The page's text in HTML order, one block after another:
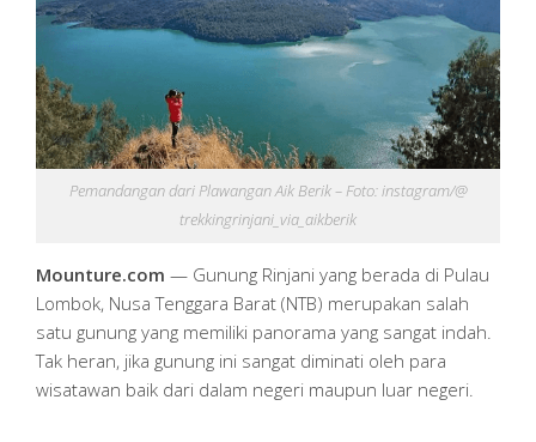
Pemandangan dari Plawangan Aik Berik – Foto: instagram/@
trekkingrinjani_via_aikberik
Mounture.com — Gunung Rinjani yang berada di Pulau
Lombok, Nusa Tenggara Barat (NTB) merupakan salah
satu gunung yang memiliki panorama yang sangat indah.
Tak heran, jika gunung ini sangat diminati oleh para
wisatawan baik dari dalam negeri maupun luar negeri.